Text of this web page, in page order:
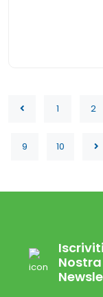
1 2
9 10
Nostra